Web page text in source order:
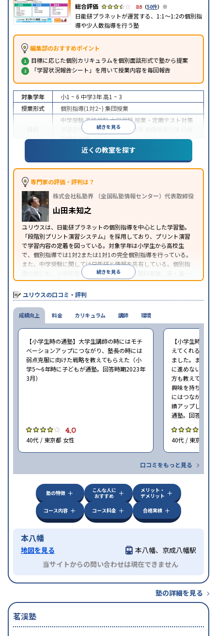
3.6（50件） ※
日能研プラネットが運営する、1:1～1:2の個別指
導や少人数指導を行う塾
編集部のおすすめポイント
目標に応じた個別カリキュラムを個別面談形式で塾から提案
「学習状況報告シート」を用いて授業内容を毎回報告
続きを見る
対象学年 小1 ~ 6 中学3年高1 ~ 3
授業形式
個別指導(1対2~) 集団授業
中学受験高校受験大学受験 授業・定期テスト対策
学習習慣の定着学校別特化対策
別特化対策
授業の振替可能1科目から受講可能
※2023年3月調査。小学校高学年の個別指導塾アンケート調査方法を参
照
近くの教室を探す
専門家の評価・評判は？
株式会社私塾界 （全国私塾情報センター）代表取締役
山田未知之
ユリウスは、日能研プラネットの個別指導を中心とした学習塾。
「段階別プリント演習システム」を採用しており、プリント演習
で学習内容の定着を図っている。対象学年は小学生から高校生
で、個別指導では1対2または1対1の完全個別指導を行っている。
また、中学受験に関しては日能研と情報を共有している。個別指
導の他にも、小学校低学年のグループ学習、理科実験、英・漢・
数検定対策などの指導も受けることができる。
続きを見る
ユリウスの口コミ・評判
成績向上
【小学生時の通塾】大学生講師の時にはモチ
ベーションアップにつながり、塾長の時には
弱点克服に向けた戦略を教えてもらえた（小
学5〜6年時に子どもが通塾。回答時期2023年
3月）
4.0
40代 / 東京都 女性
【小学生時の通
えてくれるので
ました。また仕
に進めないタイ
方も教えてくれ
興味を持ち取り
にはつながりま
績アップしまし
通塾。回答時期
40代 / 東京都 女
口コミをもっと見る
料金 カリキュラム 講師 環境
塾の特徴
こんな人に
おすすめ
メリット・
デメリット
コース内容
コース料金 合格実績
本八幡
地図を見る
本八幡、京成八幡駅
当サイトからの問い合わせは現在できません
塾の詳細を見る
茗渓塾